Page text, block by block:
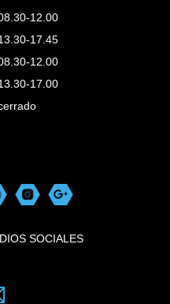
12.00
17.45
12.00
17.00
SOCIALES